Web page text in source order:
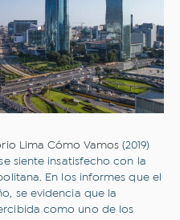
Lima Cómo Vamos (2019)
siente insatisfecho con la
En los informes que el
se evidencia que la
como uno de los